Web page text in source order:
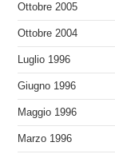
Ottobre 2005
Ottobre 2004
Luglio 1996
Giugno 1996
Maggio 1996
Marzo 1996